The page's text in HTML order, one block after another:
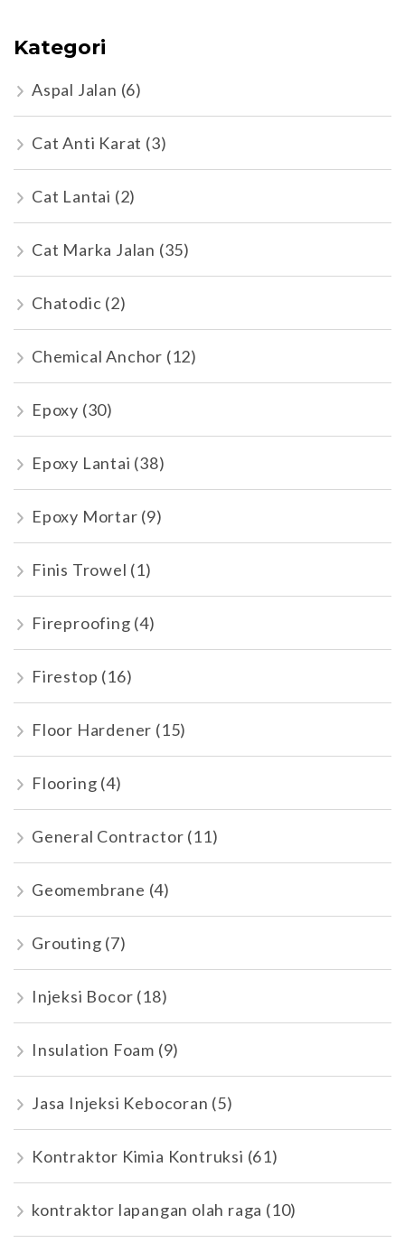
Kategori
Aspal Jalan (6)
Cat Anti Karat (3)
Cat Lantai (2)
Cat Marka Jalan (35)
Chatodic (2)
Chemical Anchor (12)
Epoxy (30)
Epoxy Lantai (38)
Epoxy Mortar (9)
Finis Trowel (1)
Fireproofing (4)
Firestop (16)
Floor Hardener (15)
Flooring (4)
General Contractor (11)
Geomembrane (4)
Grouting (7)
Injeksi Bocor (18)
Insulation Foam (9)
Jasa Injeksi Kebocoran (5)
Kontraktor Kimia Kontruksi (61)
kontraktor lapangan olah raga (10)